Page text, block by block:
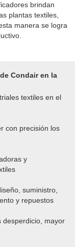
brindan
plantas textiles,
manera se logra
Condair en la
textiles en el
con precisión los
y
suministro,
y repuestos
desperdicio, mayor